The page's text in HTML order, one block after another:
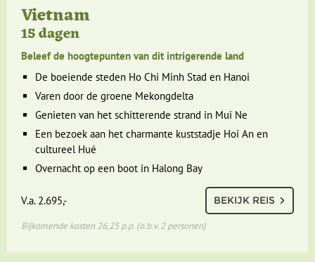
Vietnam
15 dagen
Beleef de hoogtepunten van dit intrigerende land
De boeiende steden Ho Chi Minh Stad en Hanoi
Varen door de groene Mekongdelta
Genieten van het schitterende strand in Mui Ne
Een bezoek aan het charmante kuststadje Hoi An en
cultureel Hué
Overnacht op een boot in Halong Bay
V.a. 2.695,- BEKIJK REIS
Bijkomende kosten 26,25 p.p. (o.b.v. 2 personen)